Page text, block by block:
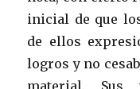
inicial de que
de ellos
logros y no
material. Sus